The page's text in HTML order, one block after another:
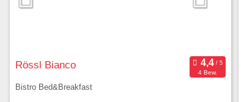
Rössl Bianco
4 Bew.
Bistro Bed&Breakfast